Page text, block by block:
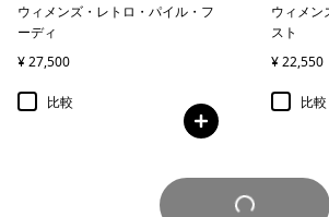
ウィメンズ・レトロ・パイル・フ
ーディ
¥ 27,500
比較
ウィメン
スト
¥ 22,550
比較
さらに見る